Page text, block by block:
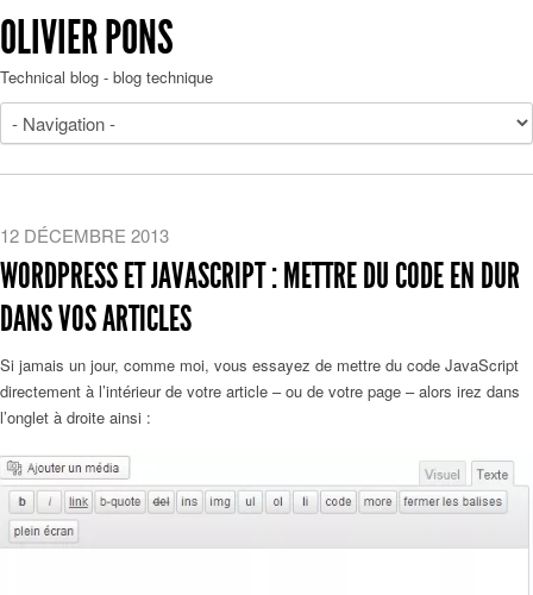
OLIVIER PONS
Technical blog - blog technique
12 DÉCEMBRE 2013
WORDPRESS ET JAVASCRIPT : METTRE DU CODE EN DUR
DANS VOS ARTICLES
Si jamais un jour, comme moi, vous essayez de mettre du code JavaScript
directement à l’intérieur de votre article – ou de votre page – alors irez dans
l’onglet à droite ainsi :